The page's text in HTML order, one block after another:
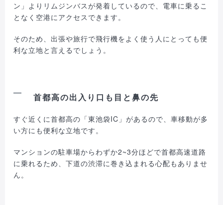
ン」よりリムジンバスが発着しているので、電車に乗るこ
となく空港にアクセスできます。
そのため、出張や旅行で飛行機をよく使う人にとっても便
利な立地と言えるでしょう。
首都高の出入り口も目と鼻の先
すぐ近くに首都高の「東池袋IC」があるので、車移動が多
い方にも便利な立地です。
マンションの駐車場からわずか2~3分ほどで首都高速道路
に乗れるため、下道の渋滞に巻き込まれる心配もありませ
ん。